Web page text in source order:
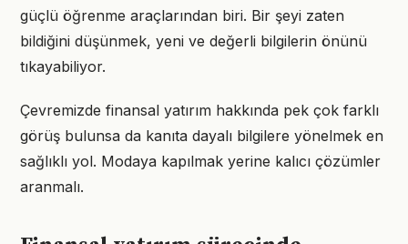
güçlü öğrenme araçlarından biri. Bir şeyi zaten
bildiğini düşünmek, yeni ve değerli bilgilerin önünü
tıkayabiliyor.
Çevremizde finansal yatırım hakkında pek çok farklı
görüş bulunsa da kanıta dayalı bilgilere yönelmek en
sağlıklı yol. Modaya kapılmak yerine kalıcı çözümler
aranmalı.